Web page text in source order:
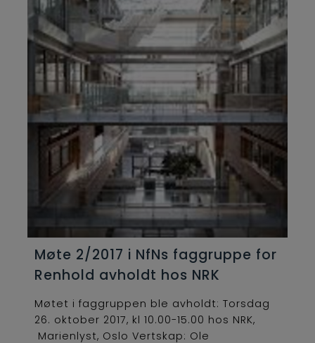
Møte 2/2017 i NfNs faggruppe for
Renhold avholdt hos NRK
Møtet i faggruppen ble avholdt: Torsdag
26. oktober 2017, kl 10.00-15.00 hos NRK,
Marienlyst, Oslo Vertskap: Ole